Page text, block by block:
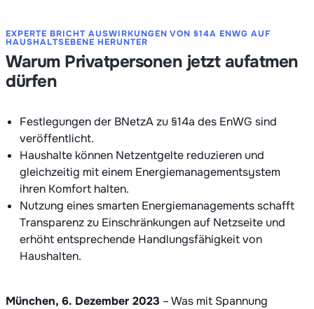
EXPERTE BRICHT AUSWIRKUNGEN VON §14A ENWG AUF
HAUSHALTSEBENE HERUNTER
Warum Privatpersonen jetzt aufatmen
dürfen
Festlegungen der BNetzA zu §14a des EnWG sind
veröffentlicht.
Haushalte können Netzentgelte reduzieren und
gleichzeitig mit einem Energiemanagementsystem
ihren Komfort halten.
Nutzung eines smarten Energiemanagements schafft
Transparenz zu Einschränkungen auf Netzseite und
erhöht entsprechende Handlungsfähigkeit von
Haushalten.
München, 6. Dezember 2023 – Was mit Spannung